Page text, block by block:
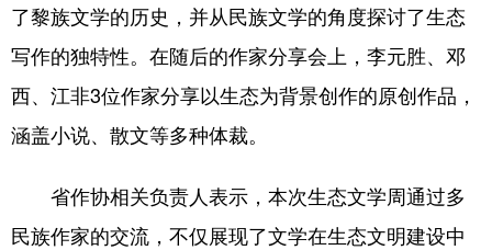
了黎族文学的历史，并从民族文学的角度探讨了生态
写作的独特性。在随后的作家分享会上，李元胜、邓
西、江非3位作家分享以生态为背景创作的原创作品，
涵盖小说、散文等多种体裁。
省作协相关负责人表示，本次生态文学周通过多
民族作家的交流，不仅展现了文学在生态文明建设中